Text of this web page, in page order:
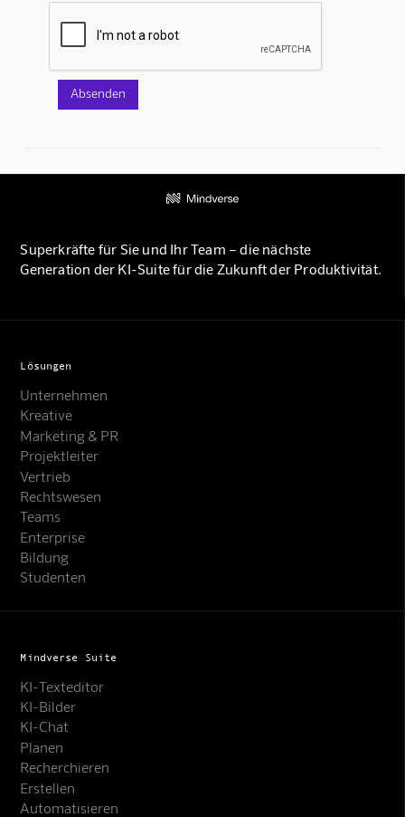
Superkräfte für Sie und Ihr Team – die nächste
Generation der KI-Suite für die Zukunft der Produktivität.
Lösungen
Unternehmen
Kreative
Marketing & PR
Projektleiter
Vertrieb
Rechtswesen
Teams
Enterprise
Bildung
Studenten
Mindverse Suite
KI-Texteditor
KI-Bilder
KI-Chat
Planen
Recherchieren
Erstellen
Automatisieren